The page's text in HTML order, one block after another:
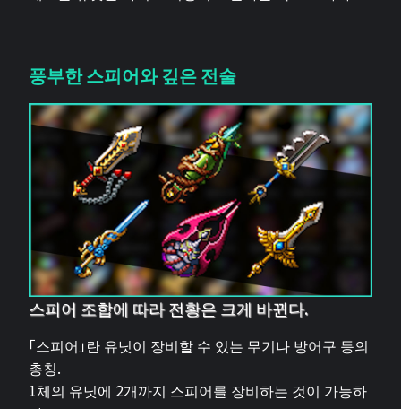
풍부한 스피어와 깊은 전술
스피어 조합에 따라 전황은 크게 바뀐다.
「스피어」란 유닛이 장비할 수 있는 무기나 방어구 등의
총칭.
1체의 유닛에 2개까지 스피어를 장비하는 것이 가능하